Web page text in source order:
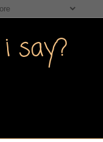
say?